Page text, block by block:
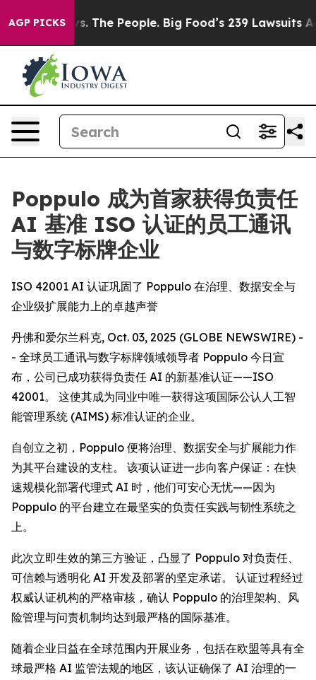
AGP PICKS
Food vs. The People. Big Food’s 239 Lawsuits
Poppulo 成为首家获得负责任
AI 基准 ISO 认证的员工通讯
与数字标牌企业
ISO 42001 AI 认证巩固了 Poppulo 在治理、数据安全与
企业级扩展能力上的卓越声誉
丹佛和爱尔兰科克, Oct. 03, 2025 (GLOBE NEWSWIRE) -
- 全球员工通讯与数字标牌领域领导者 Poppulo 今日宣
布，公司已成功获得负责任 AI 的新基准认证——ISO
42001。 这使其成为同业中唯一获得这项国际公认人工智
能管理系统 (AIMS) 标准认证的企业。
自创立之初，Poppulo 便将治理、数据安全与扩展能力作
为其平台建设的支柱。 该项认证进一步向客户保证：在快
速规模化部署代理式 AI 时，他们可安心无忧——因为
Poppulo 的平台建立在最坚实的负责任实践与韧性系统之
上。
此次立即生效的第三方验证，凸显了 Poppulo 对负责任、
可信赖与透明化 AI 开发及部署的坚定承诺。 认证过程经过
权威认证机构的严格审核，确认 Poppulo 的治理架构、风
险管理与问责机制均达到最严格的国际基准。
随着企业日益在全球范围内开展业务，包括在欧盟等具有全
球最严格 AI 监管法规的地区，该认证确保了 AI 治理的一